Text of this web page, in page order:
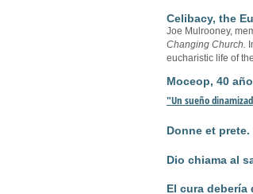
Celibacy, the
Joe Mulrooney,
Changing Church.
eucharistic life of
Moceop, 40
"Un sueño
Donne et
Dio chiama al
El cura debería